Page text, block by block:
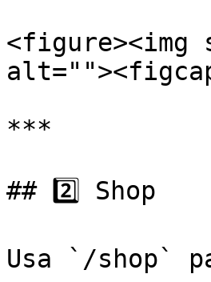
<figure><img
***
## 2️⃣ Shop
Usa `/shop`